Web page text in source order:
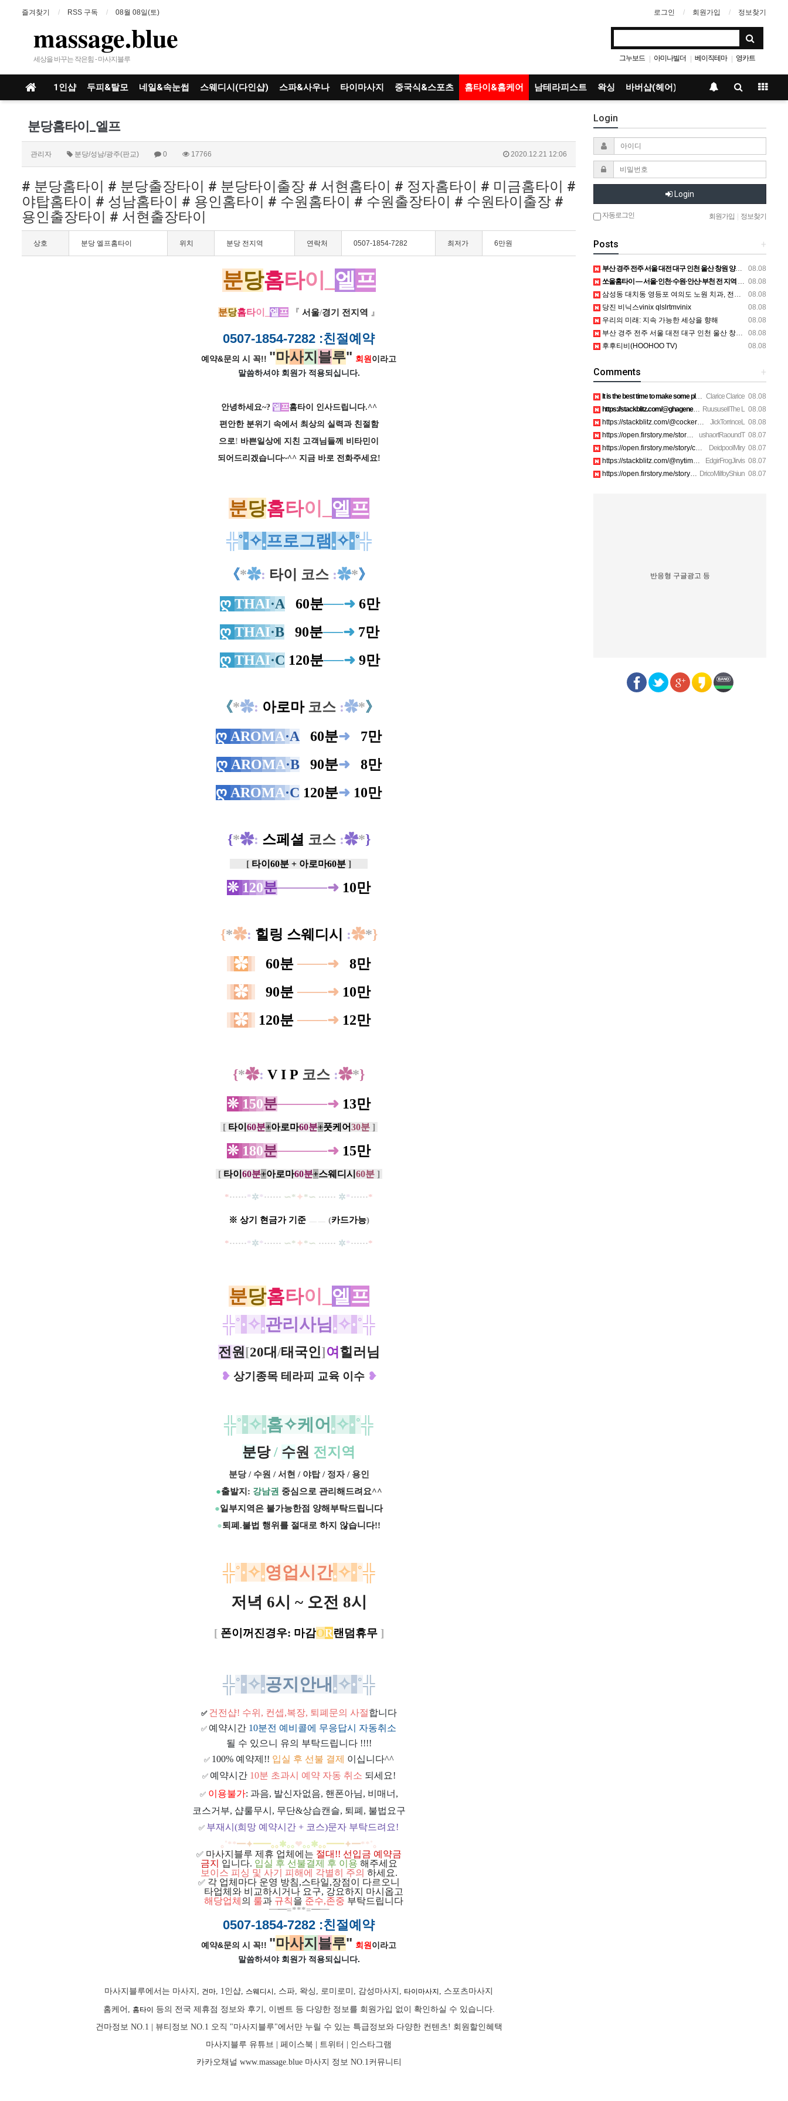
즐겨찾기 RSS 구독 08월 08일(토) 로그인 회원가입 정보찾기
massage.blue
세상을 바꾸는 작은힘 - 마사지블루 그누보드 | 아미나빌더 | 베이직테마 | 영카트
1인샵 두피&탈모 네일&속눈썹 스웨디시(다인샵) 스파&사우나 타이마사지 중국식&스포츠 홈타이&홈케어 남테라피스트 왁싱 바버샵(헤어)
분당홈타이_엘프
관리자 분당/성남/광주(판교) 0 17766 2020.12.21 12:06
# 분당홈타이 # 분당출장타이 # 분당타이출장 # 서현홈타이 # 정자홈타이 # 미금홈타이 #
야탑홈타이 # 성남홈타이 # 용인홈타이 # 수원홈타이 # 수원출장타이 # 수원타이출장 #
용인출장타이 # 서현출장타이
상호 분당 엘프홈타이 위치 분당 전지역 연락처 0507-1854-7282 최저가 6만원
분당홈타이_ 엘프
분당홈타이_ 엘 프 『 서울/경기 전지역 』
0507-1854-7282 :친절예약
예약&문의 시 꼭!! "마사지 블루" 회원 이라고
말씀하셔야 회원가 적용되십니다.
안녕하세요~? 엘 프홈타이 인사드립니다.^^
편안한 분위기 속에서 최상의 실력과 친절함
으로! 바쁜일상에 지친 고객님들께 비타민이
되어드리겠습니다~^^ 지금 바로 전화주세요!
분당홈타이_ 엘프
╬˚·✧.프로그램.✧·˚╬
《*✿: 타이 코스 :✿*》
ღ THAI·A 60분──➜ 6만
ღ THAI·B 90분──➜ 7만
ღ THAI·C 120분──➜ 9만
《*✿: 아로마 코스 :✿*》
ღ AROMA·A 60분➜
7만
ღ AROMA·B 90분➜
8만
ღ AROMA·C 120분➜ 10만
{*✿: 스페셜 코스 :✿*}
[ 타이60분 + 아로마60분 ]
❊ 120분─────➜ 10만
{*✿: 힐링 스웨디시 :✿*}
✿
60분 ───➜ 8만
✿
90분 ───➜ 10만
✿
120분 ───➜ 12만
{*✿: V I P 코스 :✿*}
❊ 150분─────➜ 13만
[ 타이 60분+아로마60분+풋케어30분 ]
❊ 180분─────➜ 15만
[ 타이 60분+아로마60분+스웨디시 60분 ]
*······*✲*······ ∽*✦*∽ ······ ✲*······*
※ 상기 현금가 기준 (카드가능)
*······*✲*······ ∽*✦*∽ ······ ✲*······*
분당홈타이_ 엘프
╬˚·✧.관리사님.✧·˚╬
전원[20대 /태국인]여 힐러님
❥ 상기종목 테라피 교육 이수 ❥
╬˚·✧.홈✧케어 .✧·˚╬
분당 / 수원 전지역
분당 / 수원 / 서현 / 야탑 / 정자 / 용인
●출발지: 강남권 중심으로 관리해드려요^^
●일부지역은 불가능한점 양해부탁드립니다
●퇴폐.불법 행위를 절대로 하지 않습니다!!
╬˚·✧.영업시간.✧·˚╬
저녁 6시 ~ 오전 8시
[ 폰이꺼진경우: 마감OR랜덤휴무 ]
╬˚·✧.공지안내 .✧·˚╬
✅ 건전샵! 수위, 컨셉,복장, 퇴폐문의 사절합니다
✅ 예약시간 10분전 예비콜에 무응답시 자동취소
될 수 있으니 유의 부탁드립니다 !!!!
✅ 100% 예약제!! 입실 후 선불 결제 이십니다^^
✅ 예약시간 10분 초과시 예약 자동 취소 되세요!
✅ 이용불가: 과음, 발신자없음, 핸폰아님, 비매너,
코스거부, 샵룰무시, 무단&상습캔슬, 퇴폐, 불법요구
✅ 부재시(희망 예약시간 + 코스)문자 부탁드려요!
｡˚**━✦━━｡｡✱｡｡❤｡｡✱｡｡━━✦━**˚｡
✅ 마사지블루 제휴 업체에는 절대!! 선입금 예약금
금지
입니다. 입실 후 선불결제 후 이용 해주세요
보이스 피싱 및 사기 피해에 각별히 주의 하세요.
✅ 각 업체마다 운영 방침,스타일,장점이 다르오니
타업체와 비교하시거나 요구, 강요하지 마시옵고
해당업체 의 룰과 규칙을 준수,존중 부탁드립니다
━━=***=━━
0507-1854-7282 :친절예약
예약&문의 시 꼭!! "마사지 블루" 회원 이라고
말씀하셔야 회원가 적용되십니다.
마사지블루에서는 마사지, 건마, 1인샵, 스웨디시 , 스파, 왁싱, 로미로미, 감성마사지, 타이마사지 , 스포츠마사지
홈케어, 홈타이 등의 전국 제휴점 정보와 후기, 이벤트 등 다양한 정보를 회원가입 없이 확인하실 수 있습니다.
건마정보 NO.1 | 뷰티정보 NO.1 오직 "마사지블루"에서만 누릴 수 있는 특급정보와 다양한 컨텐츠! 회원할인혜택
마사지블루 유튜브 | 페이스북 | 트위터 | 인스타그램
카카오채널 www.massage.blue 마사지 정보 NO.1커뮤니티
Login
Login
자동로그인 회원가입 정보찾기
+
Posts
08.08
부산 경주 전주 서울 대전 대구 인천 울산 창원 양산 포항 천안 평택 용인 고양 성남 수원 일수, 미용학원, 가족사진, 점집, 한복대여, 독학재수학원, 재회부적 정보
08.08
쏘울홈타이 — 서울·인천·수원·안산·부천 전 지역 출장 안마 안내
08.08
삼성동 대치동 영등포 여의도 노원 치과, 전주임플란트 대구정형외과 광주피부과 정보
08.08
당진 비닉스vinix qlslrtmvinix
08.08
우리의 미래: 지속 가능한 세상을 향해
08.08
부산 경주 전주 서울 대전 대구 인천 울산 창원 양산 포항 천안 평택 용인 고양 성남 수원 일수, 미용학원, 가족사진, 점집, 한복대여, 독학재수학원, 재회부적 정보
08.08
후후티비(HOOHOO TV)
+
Comments
Clarice Clarice 08.08
It is the best time to make some plans for the long run and …
RuususellThe L 08.08
https://stackblitz.com/@ghagenes74/collections/what-happens-…
JickTorrinceL 08.08
https://stackblitz.com/@cockerhanstartup/collections/help__-…
ushaortRaoundT 08.07
https://open.firstory.me/story/cmsip2pjw1a3701z6ftwa1gpl htt…
DeidpoolMiry 08.07
https://open.firstory.me/story/cmsiqku8m17ah01yqc4c6208e htt…
EdgirFrogJirvis 08.07
https://stackblitz.com/@nytimes/collections/how-to-turn-off-…
DricoMilfoyShiun 08.07
https://open.firstory.me/story/cmsiozsiy17o601yk4yp1bpeu htt…
반응형 구글광고 등